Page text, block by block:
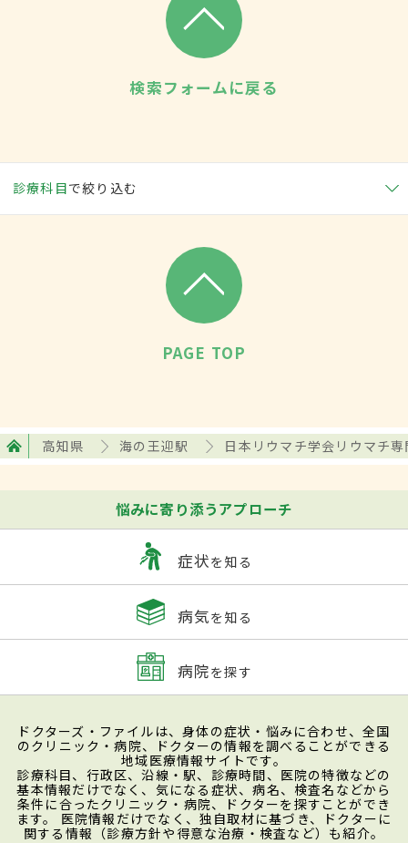
検索フォームに戻る
診療科目で絞り込む
PAGE TOP
高知県 海の王迎駅 日本リウマチ学会リウマチ
悩みに寄り添うアプローチ
症状を知る
病気を知る
病院を探す
ドクターズ・ファイルは、身体の症状・悩みに合わせ、全国
のクリニック・病院、ドクターの情報を調べることができる
地域医療情報サイトです。
診療科目、行政区、沿線・駅、診療時間、医院の特徴などの
基本情報だけでなく、気になる症状、病名、検査名などから
条件に合ったクリニック・病院、ドクターを探すことができ
ます。 医院情報だけでなく、独自取材に基づき、ドクターに
関する情報（診療方針や得意な治療・検査など）も紹介。